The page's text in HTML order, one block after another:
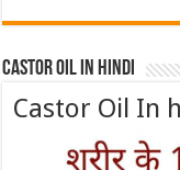
Castor Oil In Hindi
Castor Oil In